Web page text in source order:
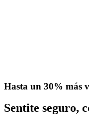
Hasta un 30% más
Sentite seguro,